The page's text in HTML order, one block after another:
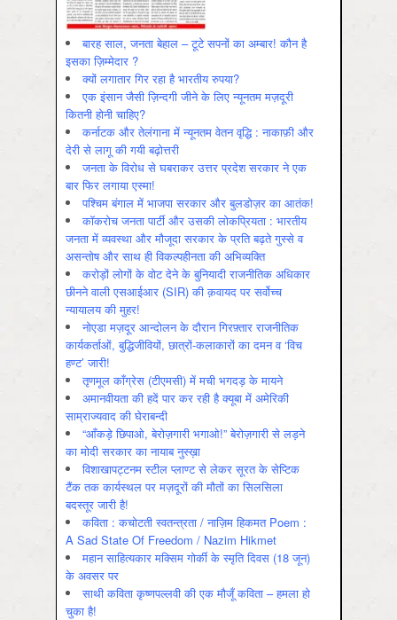
बारह साल, जनता बेहाल – टूटे सपनों का अम्बार! कौन है
इसका ज़िम्मेदार ?
क्यों लगातार गिर रहा है भारतीय रुपया?
एक इंसान जैसी ज़िन्दगी जीने के लिए न्यूनतम मज़दूरी
कितनी होनी चाहिए?
कर्नाटक और तेलंगाना में न्यूनतम वेतन वृद्धि : नाकाफ़ी और
देरी से लागू की गयी बढ़ोत्तरी
जनता के विरोध से घबराकर उत्तर प्रदेश सरकार ने एक
बार फिर लगाया एस्मा!
पश्चिम बंगाल में भाजपा सरकार और बुलडोज़र का आतंक!
कॉकरोच जनता पार्टी और उसकी लोकप्रियता : भारतीय
जनता में व्‍यवस्‍था और मौजूदा सरकार के प्रति बढ़ते गुस्‍से व
असन्‍तोष और साथ ही विकल्‍पहीनता की अभिव्‍यक्ति
करोड़ों लोगों के वोट देने के बुनियादी राजनीतिक अधिकार
छीनने वाली एसआईआर (SIR) की क़वायद पर सर्वोच्च
न्यायालय की मुहर!
नोएडा मज़दूर आन्दोलन के दौरान गिरफ़्तार राजनीतिक
कार्यकर्ताओं, बुद्धिजीवियों, छात्रों-कलाकारों का दमन व ‘विच
हण्ट’ जारी!
तृणमूल काँग्रेस (टीएमसी) में मची भगदड़ के मायने
अमानवीयता की हदें पार कर रही है क्यूबा में अमेरिकी
साम्राज्यवाद की घेराबन्दी
“आँकड़े छिपाओ, बेरोज़गारी भगाओ!” बेरोज़गारी से लड़ने
का मोदी सरकार का नायाब नुस्ख़ा
विशाखापट्टनम स्टील प्लाण्ट से लेकर सूरत के सेप्टिक
टैंक तक कार्यस्थल पर मज़दूरों की मौतों का सिलसिला
बदस्तूर जारी है!
कविता : कचोटती स्वतन्त्रता / नाज़िम हिकमत Poem :
A Sad State Of Freedom / Nazim Hikmet
महान साहित्यकार मक्सिम गोर्की के स्मृति दिवस (18 जून)
के अवसर पर
साथी कविता कृष्णपल्लवी की एक मौजूँ कविता – हमला हो
चुका है!